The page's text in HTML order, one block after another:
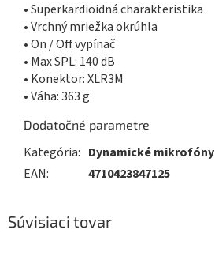
• Superkardioidná charakteristika
• Vrchný mriežka okrúhla
• On / Off vypínač
• Max SPL: 140 dB
• Konektor: XLR3M
• Váha: 363 g
Dodatočné parametre
Kategória: Dynamické mikrofóny
EAN: 4710423847125
Súvisiaci tovar